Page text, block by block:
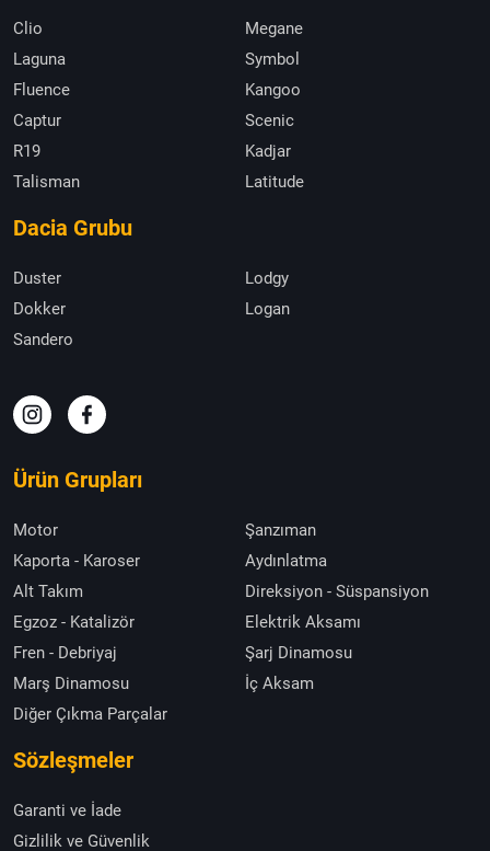
Clio
Megane
Laguna
Symbol
Fluence
Kangoo
Captur
Scenic
R19
Kadjar
Talisman
Latitude
Dacia Grubu
Duster
Lodgy
Dokker
Logan
Sandero
Ürün Grupları
Motor
Şanzıman
Kaporta - Karoser
Aydınlatma
Alt Takım
Direksiyon - Süspansiyon
Egzoz - Katalizör
Elektrik Aksamı
Fren - Debriyaj
Şarj Dinamosu
Marş Dinamosu
İç Aksam
Diğer Çıkma Parçalar
Sözleşmeler
Garanti ve İade
Gizlilik ve Güvenlik